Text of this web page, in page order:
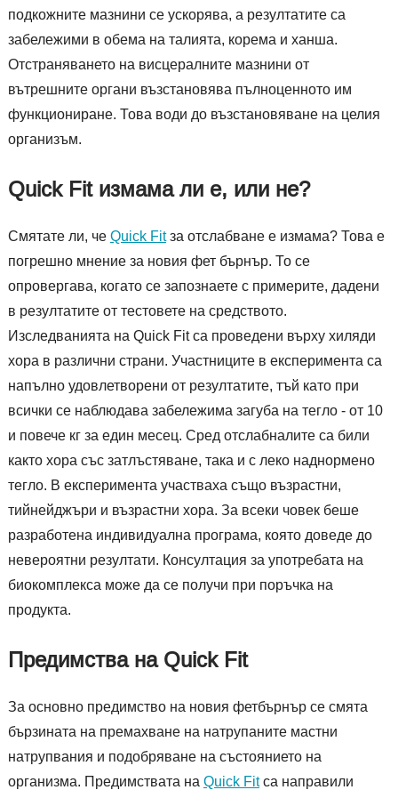
подкожните мазнини се ускорява, а резултатите са
забележими в обема на талията, корема и ханша.
Отстраняването на висцералните мазнини от
вътрешните органи възстановява пълноценното им
функциониране. Това води до възстановяване на целия
организъм.
Quick Fit измама ли е, или не?
Смятате ли, че Quick Fitза отслабване е измама? Това е
погрешно мнение за новия фет бърнър. То се
опровергава, когато се запознаете с примерите, дадени
в резултатите от тестовете на средството.
Изследванията на Quick Fit са проведени върху хиляди
хора в различни страни. Участниците в експеримента са
напълно удовлетворени от резултатите, тъй като при
всички се наблюдава забележима загуба на тегло - от 10
и повече кг за един месец. Сред отслабналите са били
както хора със затлъстяване, така и с леко наднормено
тегло. В експеримента участваха също възрастни,
тийнейджъри и възрастни хора. За всеки човек беше
разработена индивидуална програма, която доведе до
невероятни резултати. Консултация за употребата на
биокомплекса може да се получи при поръчка на
продукта.
Предимства на Quick Fit
За основно предимство на новия фетбърнър се смята
бързината на премахване на натрупаните мастни
натрупвания и подобряване на състоянието на
организма. Предимствата на Quick Fitса направили